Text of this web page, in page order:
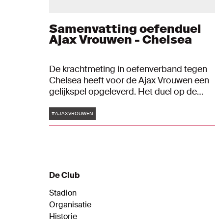
Samenvatting oefenduel
Ajax Vrouwen - Chelsea
De krachtmeting in oefenverband tegen
Chelsea heeft voor de Ajax Vrouwen een
gelijkspel opgeleverd. Het duel op de
maakte op de valreep gelijk voor de
Ajacieden.
Tags
#AJAXVROUWEN
De Club
Stadion
Organisatie
Historie